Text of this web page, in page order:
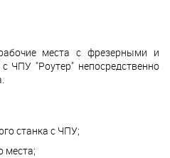
места с фрезерными и
ЧПУ "Роутер" непосредственно
станка с ЧПУ;
места;